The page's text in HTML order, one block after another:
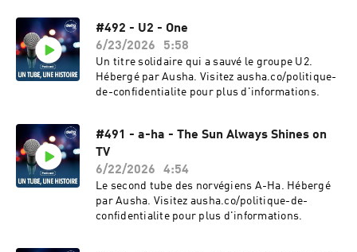
#492 - U2 - One
6/23/2026
5:58
Un titre solidaire qui a sauvé le groupe U2.
Hébergé par Ausha. Visitez ausha.co/politique-
de-confidentialite pour plus d'informations.
#491 - a-ha - The Sun Always Shines on
TV
6/22/2026
4:54
Le second tube des norvégiens A-Ha. Hébergé
par Ausha. Visitez ausha.co/politique-de-
confidentialite pour plus d'informations.